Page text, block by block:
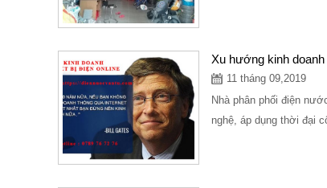
Xu hướng kinh doanh
11 tháng 09,2019
Nhà phân phối điện
nghệ, áp dụng thời đại